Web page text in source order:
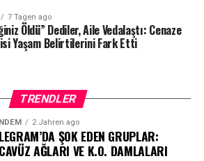
7 Tagen ago
Öldü” Dediler, Aile Vedalaştı: Cenaze
Yaşam Belirtilerini Fark Etti
TRENDLER
2 Jahren ago
ŞOK EDEN GRUPLAR:
AĞLARI VE K.O. DAMLALARI